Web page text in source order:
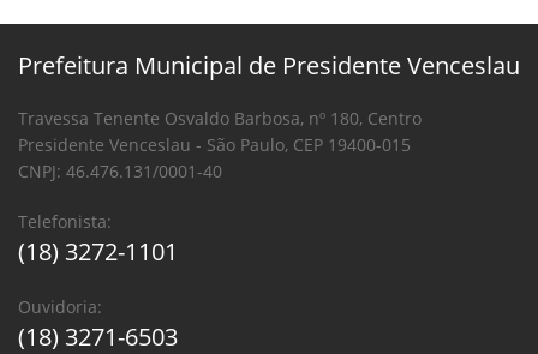
Prefeitura Municipal de Presidente Venceslau
Travessa Tenente Osvaldo Barbosa, nº 180, Centro
Presidente Venceslau - São Paulo, CEP 19400-015
CNPJ: 46.476.131/0001-40
Telefonista:
(18) 3272-1101
Ouvidoria:
(18) 3271-6503